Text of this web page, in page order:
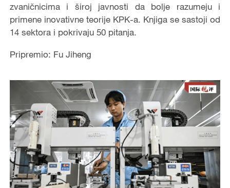
zvaničnicima i široj javnosti da bolje razumeju i
primene inovativne teorije KPK-a. Knjiga se sastoji od
14 sektora i pokrivaju 50 pitanja.
Pripremio: Fu Jiheng